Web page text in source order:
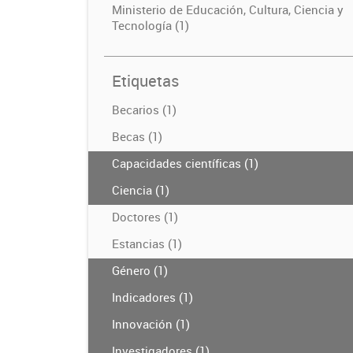
Ministerio de Educación, Cultura, Ciencia y
Tecnología (1)
Etiquetas
Becarios (1)
Becas (1)
Capacidades científicas (1)
Ciencia (1)
Doctores (1)
Estancias (1)
Género (1)
Indicadores (1)
Innovación (1)